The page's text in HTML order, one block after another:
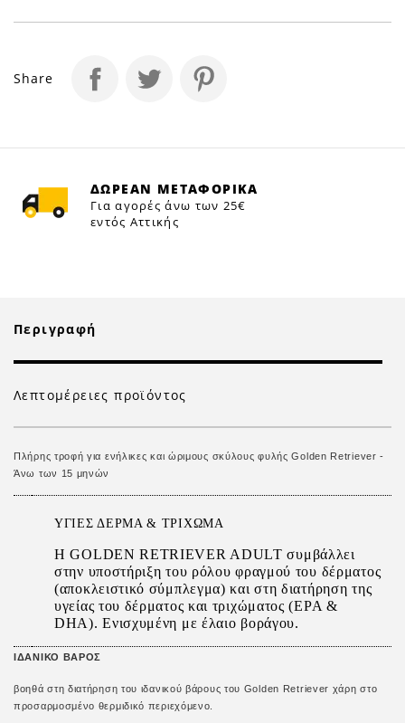
Share
ΔΩΡΕΑΝ ΜΕΤΑΦΟΡΙΚΑ
Για αγορές άνω των 25€
εντός Αττικής
Περιγραφή
Λεπτομέρειες προϊόντος
Πλήρης τροφή για ενήλικες και ώριμους σκύλους φυλής Golden Retriever -
Άνω των 15 μηνών
ΥΓΙΕΣ ΔΕΡΜΑ & ΤΡΙΧΩΜΑ
Η GOLDEN RETRIEVER ADULT συμβάλλει
στην υποστήριξη του ρόλου φραγμού του δέρματος
(αποκλειστικό σύμπλεγμα) και στη διατήρηση της
υγείας του δέρματος και τριχώματος (EPA &
DHA). Ενισχυμένη με έλαιο βοράγου.
ΙΔΑΝΙΚΟ ΒΑΡΟΣ
βοηθά στη διατήρηση του ιδανικού βάρους του Golden Retriever χάρη στο
προσαρμοσμένο θερμιδικό περιεχόμενο.